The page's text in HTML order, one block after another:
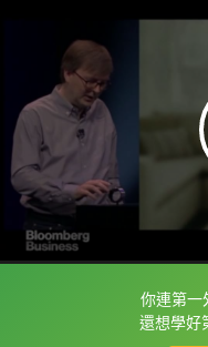
你連第一
還想學好
框選或點兩